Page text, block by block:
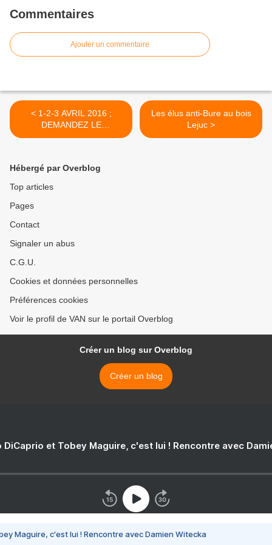
Commentaires
Ajouter un commentaire
< 1-2-3 AVRIL 2016 ;
DEMANDEZ LE
PROGRAMME !
Les élus anti-Bure au bois
Lejuc >
Hébergé par Overblog
Top articles
Pages
Contact
Signaler un abus
C.G.U.
Cookies et données personnelles
Préférences cookies
Voir le profil de VAN sur le portail Overblog
Créer un blog sur Overblog
Créer un blog
DiCaprio et Tobey Maguire, c'est lui ! Rencontre avec
Maguire, c'est lui ! Rencontre avec Damien Witecka